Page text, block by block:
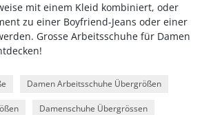
mit einem Kleid kombiniert, oder
zu einer Boyfriend-Jeans oder einer
Grosse Arbeitsschuhe für Damen
Damen Arbeitsschuhe Übergrößen
Damenschuhe Übergrössen